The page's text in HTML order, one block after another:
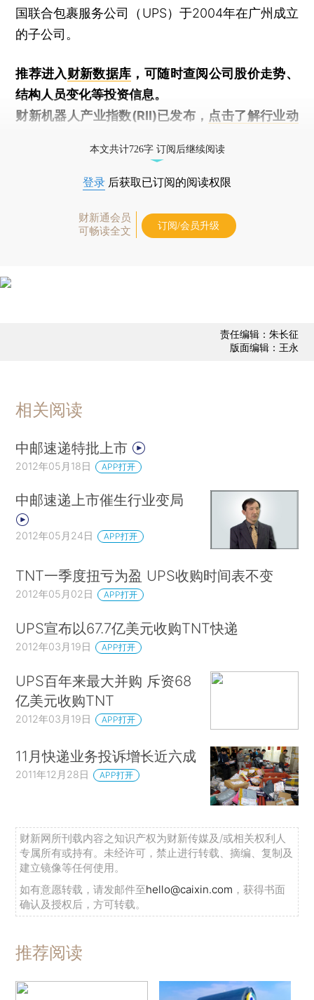
国联合包裹服务公司（UPS）于2004年在广州成立
的子公司。
推荐进入财新数据库 ，可随时查阅公司股价走势、
结构人员变化等投资信息。
财新机器人产业指数(RII)已发布， 点击了解行业动
本文共计726字 订阅后继续阅读
登录 后获取已订阅的阅读权限
财新通会员
可畅读全文
订阅/会员升级
责任编辑：朱长征
版面编辑：王永
相关阅读
中邮速递特批上市
2012年05月18日 APP打开
中邮速递上市催生行业变局
2012年05月24日 APP打开
TNT一季度扭亏为盈 UPS收购时间表不变
2012年05月02日 APP打开
UPS宣布以67.7亿美元收购TNT快递
2012年03月19日 APP打开
UPS百年来最大并购 斥资68
亿美元收购TNT
2012年03月19日 APP打开
11月快递业务投诉增长近六成
2011年12月28日 APP打开
财新网所刊载内容之知识产权为财新传媒及/或相关权利人
专属所有或持有。未经许可，禁止进行转载、摘编、复制及
建立镜像等任何使用。
如有意愿转载，请发邮件至hello@caixin.com ，获得书面
确认及授权后，方可转载。
推荐阅读